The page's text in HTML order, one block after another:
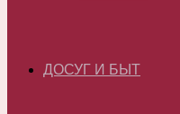
ДОСУГ И БЫТ